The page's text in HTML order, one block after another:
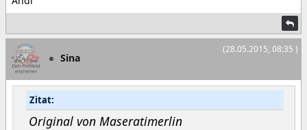
(28.05.2015, 08:35 )
Sina
Zitat:
Original von Maseratimerlin